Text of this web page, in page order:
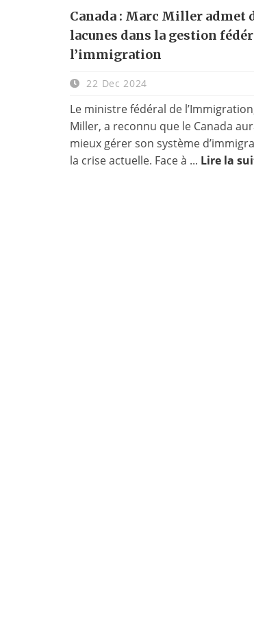
Canada : Marc Miller admet
lacunes dans la gestion
l’immigration
22 Dec 2024
Le ministre fédéral de
Miller, a reconnu que le Canada
mieux gérer son système
la crise actuelle. Face à ... Lire la